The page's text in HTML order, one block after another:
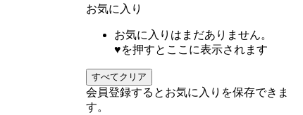
お気に入り
お気に入りはまだありません。
♥を押すとここに表示されます
すべてクリア
会員登録するとお気に入りを保存できま
す。